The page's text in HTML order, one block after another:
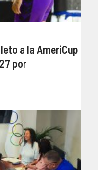
a la AmeriCup
por